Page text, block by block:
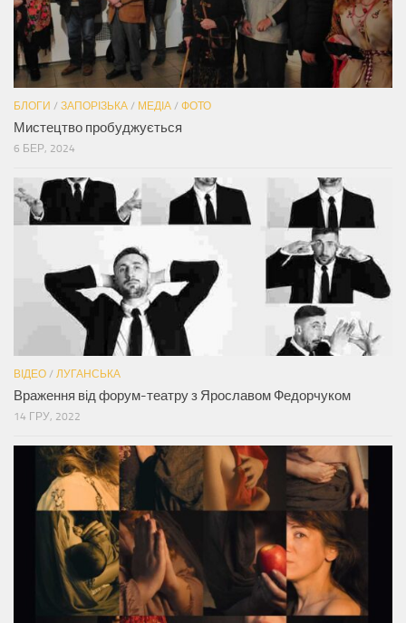
БЛОГИ / ЗАПОРІЗЬКА / МЕДІА / ФОТО
Мистецтво пробуджується
6 БЕР, 2024
ВІДЕО / ЛУГАНСЬКА
Враження від форум-театру з Ярославом Федорчуком
14 ГРУ, 2022